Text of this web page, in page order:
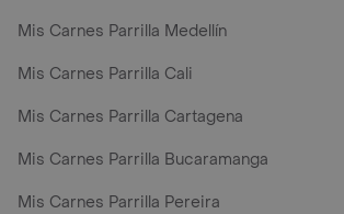
Mis Carnes Parrilla Medellín
Mis Carnes Parrilla Cali
Mis Carnes Parrilla Cartagena
Mis Carnes Parrilla Bucaramanga
Mis Carnes Parrilla Pereira